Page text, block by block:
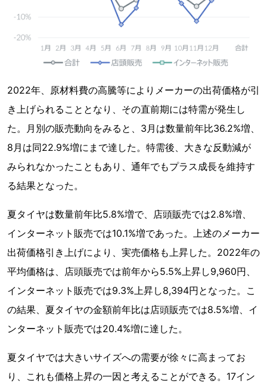
2022年、原材料費の高騰等によりメーカーの出荷価格が引
き上げられることとなり、その直前期には特需が発生し
た。月別の販売動向をみると、3月は数量前年比36.2%増、
8月は同22.9%増にまで達した。特需後、大きな反動減が
みられなかったこともあり、通年でもプラス成長を維持す
る結果となった。
夏タイヤは数量前年比5.8%増で、店頭販売では2.8%増、
インターネット販売では10.1%増であった。上述のメーカー
出荷価格引き上げにより、実売価格も上昇した。2022年の
平均価格は、店頭販売では前年から5.5%上昇し9,960円、
インターネット販売では9.3%上昇し8,394円となった。こ
の結果、夏タイヤの金額前年比は店頭販売では8.5%増、イ
ンターネット販売では20.4%増に達した。
夏タイヤでは大きいサイズへの需要が徐々に高まってお
り、これも価格上昇の一因と考えることができる。17イン